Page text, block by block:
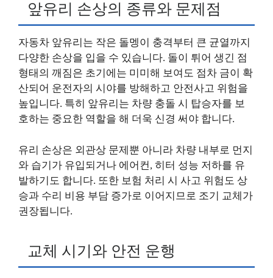
앞유리 손상의 종류와 문제점
자동차 앞유리는 작은 돌멩이 충격부터 큰 균열까지
다양한 손상을 입을 수 있습니다. 돌이 튀어 생긴 점
형태의 깨짐은 초기에는 미미해 보여도 점차 금이 확
산되어 운전자의 시야를 방해하고 안전사고 위험을
높입니다. 특히 앞유리는 차량 충돌 시 탑승자를 보
호하는 중요한 역할을 해 더욱 신경 써야 합니다.
유리 손상은 외관상 문제뿐 아니라 차량 내부로 먼지
와 습기가 유입되거나 에어컨, 히터 성능 저하를 유
발하기도 합니다. 또한 보험 처리 시 사고 위험도 상
승과 수리 비용 부담 증가로 이어지므로 조기 교체가
권장됩니다.
교체 시기와 안전 운행